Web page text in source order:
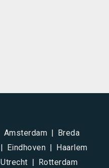
Amsterdam
Breda
Eindhoven
Haarlem
Utrecht Rotterdam